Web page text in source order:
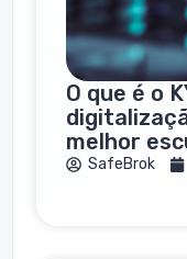
O que é o
melhor
SafeBrok